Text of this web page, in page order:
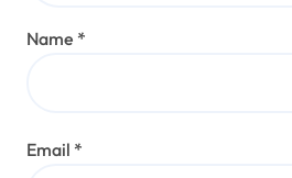
Name *
Email *